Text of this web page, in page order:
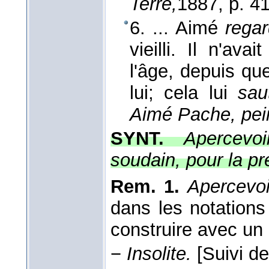
6. ... Aimé
vieilli. Il n'avait
l'âge, depuis
lui; cela lui
Aimé Pache,
SYNT.
soudain, pour la
Rem. 1.
dans les
construire avec
− Insolite. [Suivi